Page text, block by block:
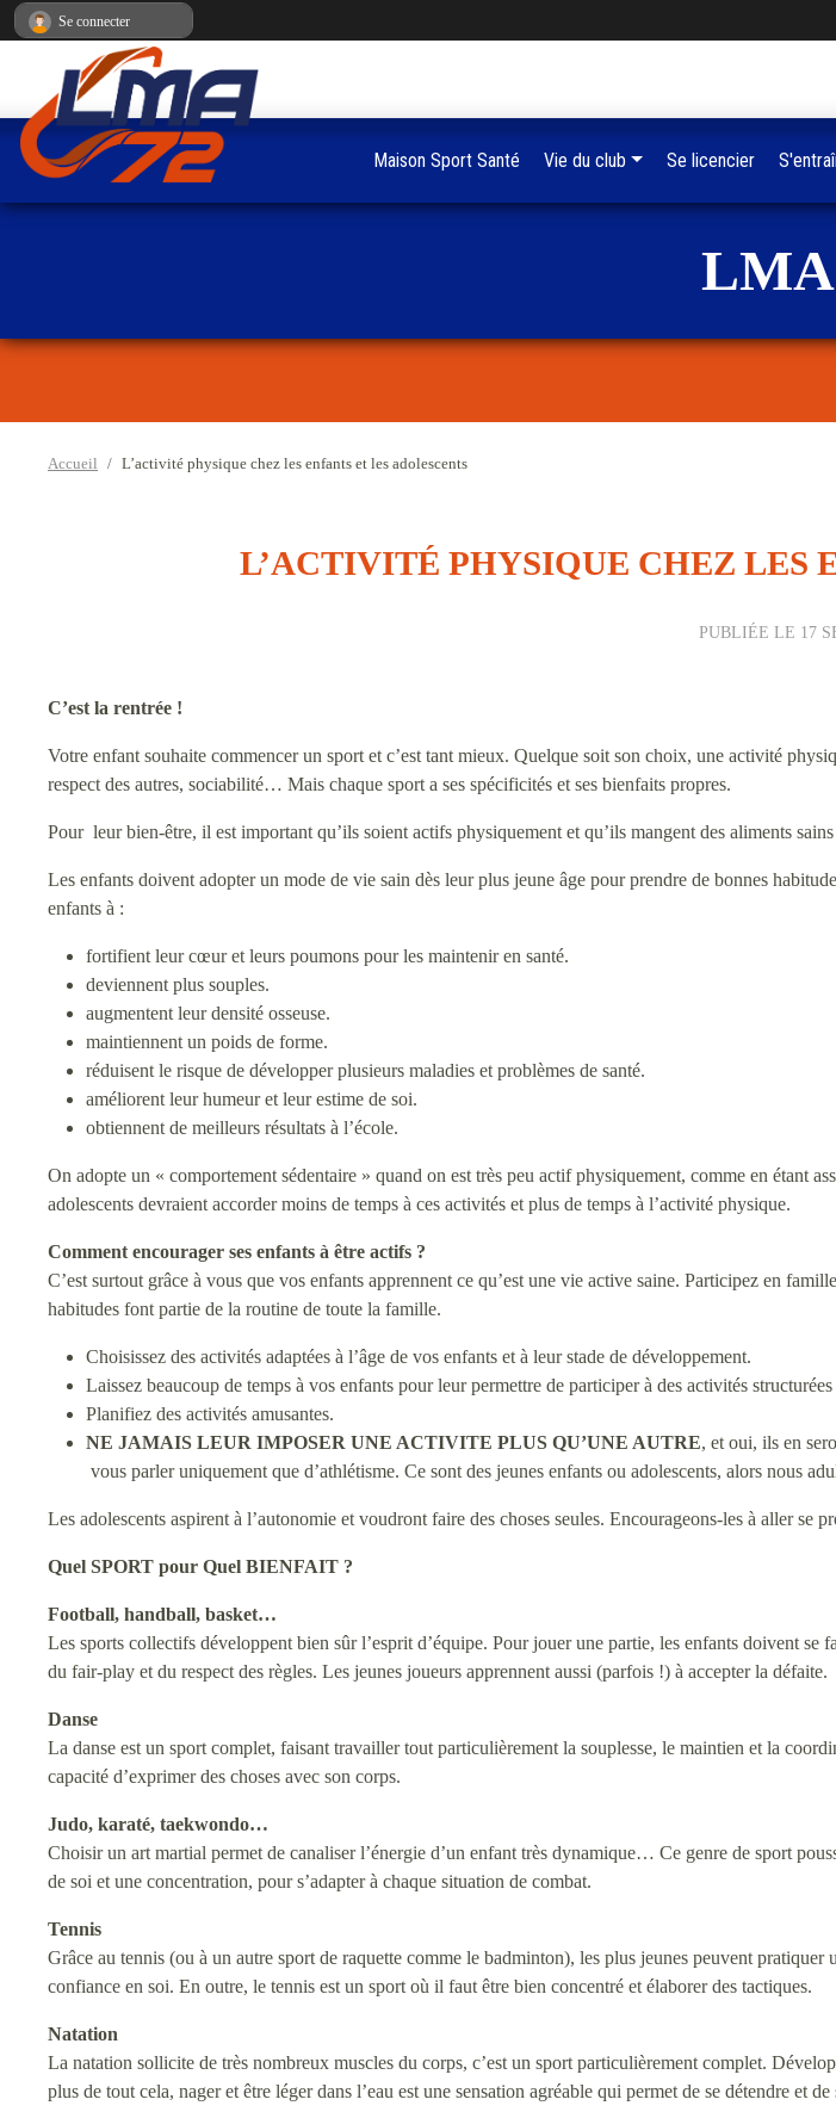
LMA
Accueil L’activité physique chez les enfants et les adolescents
L’ACTIVITÉ PHYSIQUE CHEZ LES
PUBLIÉE LE 17
C’est la rentrée !
Votre enfant souhaite commencer un sport et c’est tant mieux. Quelque soit son choix, une activité
respect des autres, sociabilité… Mais chaque sport a ses spécificités et ses bienfaits propres.
Pour leur bien-être, il est important qu’ils soient actifs physiquement et qu’ils mangent des aliments
Les enfants doivent adopter un mode de vie sain dès leur plus jeune âge pour prendre de bonnes
enfants à :
fortifient leur cœur et leurs poumons pour les maintenir en santé.
deviennent plus souples.
augmentent leur densité osseuse.
maintiennent un poids de forme.
réduisent le risque de développer plusieurs maladies et problèmes de santé.
améliorent leur humeur et leur estime de soi.
obtiennent de meilleurs résultats à l’école.
On adopte un « comportement sédentaire » quand on est très peu actif physiquement, comme en étant
adolescents devraient accorder moins de temps à ces activités et plus de temps à l’activité physique.
Comment encourager ses enfants à être actifs ?
C’est surtout grâce à vous que vos enfants apprennent ce qu’est une vie active saine. Participez en
habitudes font partie de la routine de toute la famille.
Choisissez des activités adaptées à l’âge de vos enfants et à leur stade de développement.
Laissez beaucoup de temps à vos enfants pour leur permettre de participer à des activités
Planifiez des activités amusantes.
NE JAMAIS LEUR IMPOSER UNE ACTIVITE PLUS QU’UNE AUTRE, et oui, ils en
vous parler uniquement que d’athlétisme. Ce sont des jeunes enfants ou adolescents, alors nous
Les adolescents aspirent à l’autonomie et voudront faire des choses seules. Encourageons-les à aller se
Quel SPORT pour Quel BIENFAIT ?
Football, handball, basket…
Les sports collectifs développent bien sûr l’esprit d’équipe. Pour jouer une partie, les enfants doivent se
du fair-play et du respect des règles. Les jeunes joueurs apprennent aussi (parfois !) à accepter la défaite.
Danse
La danse est un sport complet, faisant travailler tout particulièrement la souplesse, le maintien et la
capacité d’exprimer des choses avec son corps.
Judo, karaté, taekwondo…
Choisir un art martial permet de canaliser l’énergie d’un enfant très dynamique… Ce genre de sport
de soi et une concentration, pour s’adapter à chaque situation de combat.
Tennis
Grâce au tennis (ou à un autre sport de raquette comme le badminton), les plus jeunes peuvent
confiance en soi. En outre, le tennis est un sport où il faut être bien concentré et élaborer des tactiques.
Natation
La natation sollicite de très nombreux muscles du corps, c’est un sport particulièrement complet.
plus de tout cela, nager et être léger dans l’eau est une sensation agréable qui permet de se détendre et de
Maison Sport Santé Vie du club Se licencier
Se connecter
Panneau de gestion des cookies